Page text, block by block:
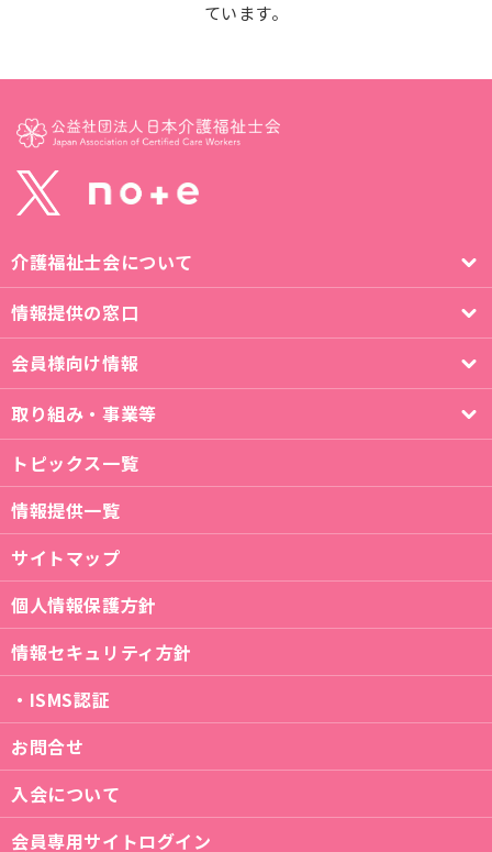
ています。
介護福祉士会について
情報提供の窓口
会員様向け情報
取り組み・事業等
トピックス一覧
情報提供一覧
サイトマップ
個人情報保護方針
情報セキュリティ方針
・ISMS認証
お問合せ
入会について
会員専用サイトログイン